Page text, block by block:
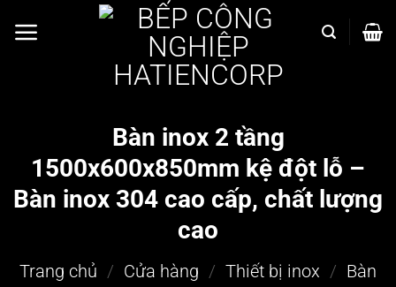
qua
Bàn inox 2 tầng
1500x600x850mm kệ đột lỗ –
Bàn inox 304 cao cấp, chất lượng
cao
Trang chủ / Cửa hàng / Thiết bị inox / Bàn